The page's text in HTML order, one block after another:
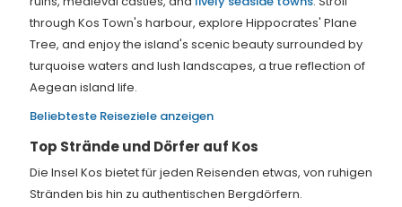
through Kos Town's harbour, explore Hippocrates' Plane
Tree, and enjoy the island's scenic beauty surrounded by
turquoise waters and lush landscapes, a true reflection of
Aegean island life.
Beliebteste Reiseziele anzeigen
Top Strände und Dörfer auf Kos
Die Insel Kos bietet für jeden Reisenden etwas, von ruhigen
Stränden bis hin zu authentischen Bergdörfern.